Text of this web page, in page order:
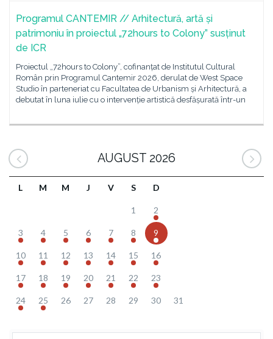
Programul CANTEMIR // Arhitectură, artă și
patrimoniu în proiectul „72hours to Colony” susținut
de ICR
Proiectul „72hours to Colony”, cofinanțat de Institutul Cultural
Român prin Programul Cantemir 2026, derulat de West Space
Studio în parteneriat cu Facultatea de Urbanism și Arhitectură, a
debutat în luna iulie cu o intervenție artistică desfășurată într-un
AUGUST 2026
L M M J V S D
1 2
3 4 5 6 7 8 9
10 11 12 13 14 15 16
17 18 19 20 21 22 23
24 25 26 27 28 29 30 31